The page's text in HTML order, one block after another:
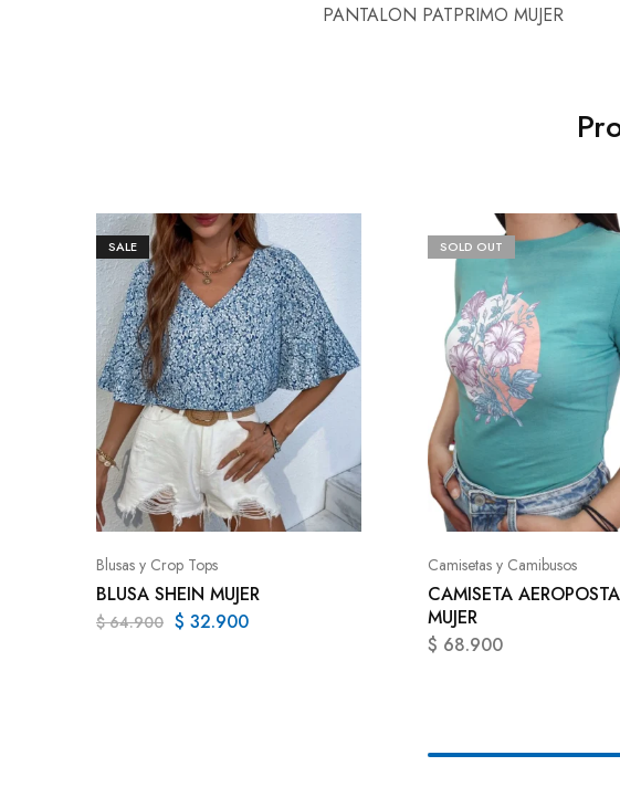
PANTALON PATPRIMO MUJER
SALE
Blusas y Crop Tops
BLUSA SHEIN MUJER
$64.900 $ 32.900
SOLD OUT
Camisetas y Camibusos
CAMISETA
MUJER
$ 68.900